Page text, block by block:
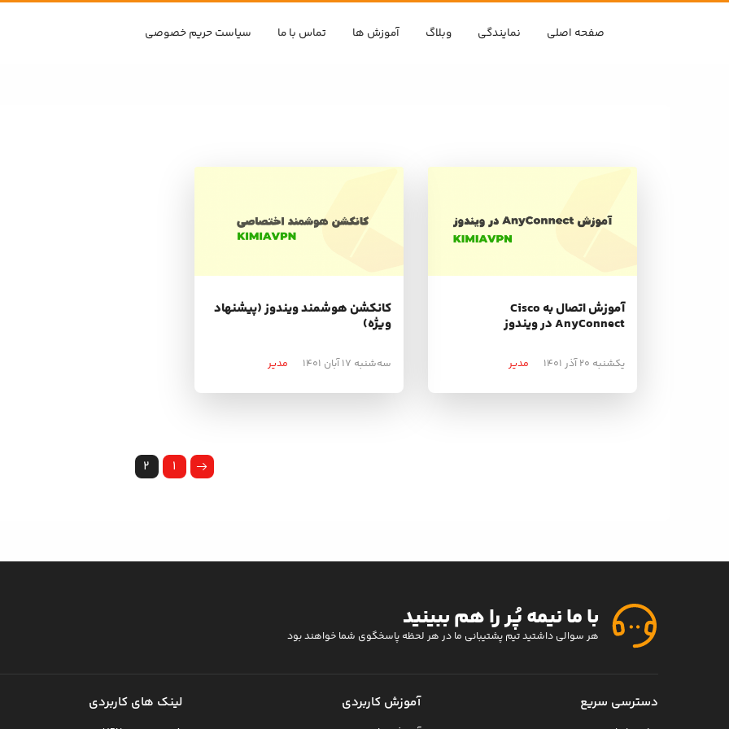
برو به فهرست
برو به محتوا
صفحه اصلی نمایندگی وبلاگ آموزش ها تماس با ما سیاست حریم خصوصی
آموزش اتصال به Cisco
AnyConnect در ویندوز
یکشنبه ۲۰ آذر ۱۴۰۱ مدیر
کانکشن هوشمند ویندوز (پیشنهاد
ویژه)
سه‌شنبه ۱۷ آبان ۱۴۰۱ مدیر
۱ ۲
با ما نیمه پُر را هم ببینید
هر سوالی داشتید تیم پشتیبانی ما در هر لحظه پاسخگوی شما خواهند بود
دسترسی سریع آموزش کاربردی لینک های کاربردی